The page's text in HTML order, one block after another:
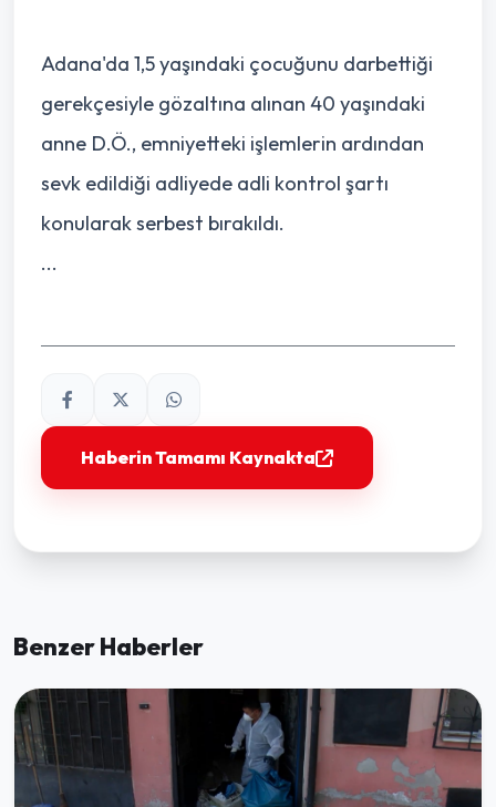
Adana'da 1,5 yaşındaki çocuğunu darbettiği
gerekçesiyle gözaltına alınan 40 yaşındaki
anne D.Ö., emniyetteki işlemlerin ardından
sevk edildiği adliyede adli kontrol şartı
konularak serbest bırakıldı.
...
Haberin Tamamı Kaynakta
Benzer Haberler